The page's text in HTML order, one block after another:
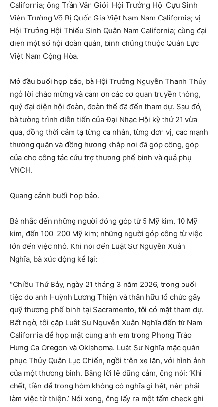
California; ông Trần Văn Giỏi, Hội Trưởng Hội Cựu Sinh
Viên Trường Võ Bị Quốc Gia Việt Nam Nam California; vị
Hội Trưởng Hội Thiếu Sinh Quân Nam California; cùng đại
diện một số hội đoàn quân, binh chủng thuộc Quân Lực
Việt Nam Cộng Hòa.
Mở đầu buổi họp báo, bà Hội Trưởng Nguyễn Thanh Thủy
ngỏ lời chào mừng và cảm ơn các cơ quan truyền thông,
quý đại diện hội đoàn, đoàn thể đã đến tham dự. Sau đó,
bà tường trình diễn tiến của Đại Nhạc Hội kỳ thứ 21 vừa
qua, đồng thời cảm tạ từng cá nhân, từng đơn vị, các mạnh
thường quân và đồng hương khắp nơi đã góp công, góp
của cho công tác cứu trợ thương phế binh và quả phụ
VNCH.
Quang cảnh buổi họp báo.
Bà nhắc đến những người đóng góp từ 5 Mỹ kim, 10 Mỹ
kim, đến 100, 200 Mỹ kim; những người góp công từ việc
lớn đến việc nhỏ. Khi nói đến Luật Sư Nguyễn Xuân
Nghĩa, bà xúc động kể lại:
“Chiều Thứ Bảy, ngày 21 tháng 3 năm 2026, trong buổi
tiệc do anh Huỳnh Lương Thiện và thân hữu tổ chức gây
quỹ thương phế binh tại Sacramento, tôi có mặt tham dự.
Bất ngờ, tôi gặp Luật Sư Nguyễn Xuân Nghĩa đến từ Nam
California để họp mặt cùng anh em trong Phong Trào
Hưng Ca Oregon và Oklahoma. Luật Sư Nghĩa mặc quân
phục Thủy Quân Lục Chiến, ngồi trên xe lăn, với hình ảnh
của một thương binh. Bằng lời lẽ dũng cảm, ông nói: ‘Khi
chết, tiền để trong hòm không có nghĩa gì hết, nên phải
làm việc từ thiện.’ Nói xong, ông lấy ra một tấm check ghi